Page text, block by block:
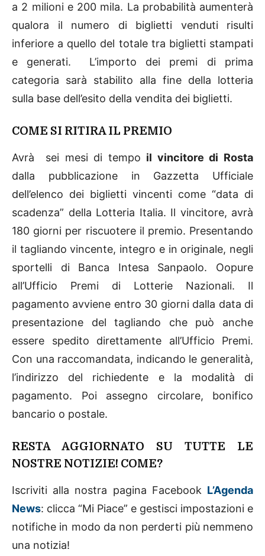
a 2 milioni e 200 mila. La probabilità aumenterà
qualora il numero di biglietti venduti risulti
inferiore a quello del totale tra biglietti stampati
e generati. L’importo dei premi di prima
categoria sarà stabilito alla fine della lotteria
sulla base dell’esito della vendita dei biglietti.
COME SI RITIRA IL PREMIO
Avrà sei mesi di tempo il vincitore di Rosta
dalla pubblicazione in Gazzetta Ufficiale
dell’elenco dei biglietti vincenti come “data di
scadenza” della Lotteria Italia. Il vincitore, avrà
180 giorni per riscuotere il premio. Presentando
il tagliando vincente, integro e in originale, negli
sportelli di Banca Intesa Sanpaolo. Oopure
all’Ufficio Premi di Lotterie Nazionali. Il
pagamento avviene entro 30 giorni dalla data di
presentazione del tagliando che può anche
essere spedito direttamente all’Ufficio Premi.
Con una raccomandata, indicando le generalità,
l’indirizzo del richiedente e la modalità di
pagamento. Poi assegno circolare, bonifico
bancario o postale.
RESTA AGGIORNATO SU TUTTE LE
NOSTRE NOTIZIE! COME?
Iscriviti alla nostra pagina Facebook L’Agenda
News: clicca “Mi Piace” e gestisci impostazioni e
notifiche in modo da non perderti più nemmeno
una notizia!